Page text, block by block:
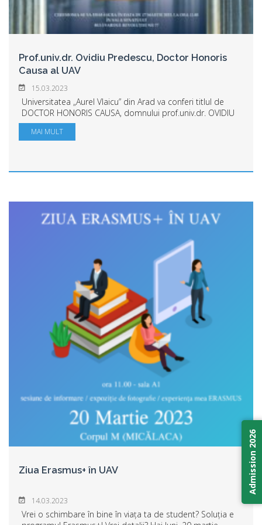
Prof.univ.dr. Ovidiu Predescu, Doctor Honoris
Causa al UAV
15.03.2023
Universitatea „Aurel Vlaicu” din Arad va conferi titlul de
DOCTOR HONORIS CAUSA, domnului prof.univ.dr. OVIDIU
PREDESCU, teoretician și practician de marcă al Dreptului
în România. Ceremonia de decer...
MAI MULT
Ziua Erasmus+ în UAV
14.03.2023
Vrei o schimbare în bine în viața ta de student? Soluția e
Admission 2026